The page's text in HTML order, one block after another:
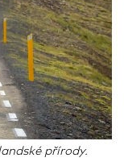
přírody.